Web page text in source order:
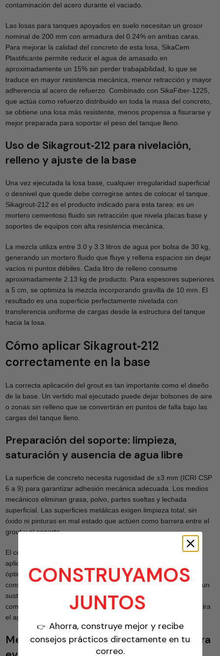
contaminación del acero durante el vaciado.
Las losas para tanques apoyados en suelo necesitan un grosor
nominal de 200 mm con armadura del 0.24% en ambas caras.
Para mejorar la calidad del concreto de esta losa, SikaCem
Plastificante permite reducir el agua de amasado en
aproximadamente un 15% sin perder trabajabilidad, lo que se
traduce en mayor resistencia mecánica, menor retracción y mayor
adherencia al acero de refuerzo. Combinado con SikaFiber‑1225,
que actúa como refuerzo distribuido en toda la masa del concreto,
se obtiene una losa más resistente, menos propensa a fisurarse y
mejor preparada para soportar el peso del tanque lleno.
Uso de Sikagrout‑212 para nivelación,
relleno y ajuste de la base
Una vez ejecutada la losa base, cualquier irregularidad superficial
o desnivel que quede debe corregirse antes de colocar el tanque.
Sikagrout‑212 es el producto indicado para esta tarea: es un
mortero cementoso fluido sin retracción que nivela placas base y
soportes de equipos con alta resistencia mecánica.
La mezcla utiliza entre 3.0 y 3.3 litros de agua por bolsa de 30 kg,
generando un mortero fluido que fluye y rellena espacios sin dejar
vacíos ni puntos débiles. Cada litro de relleno consume
aproximadamente 2.13 kg de producto. Para espesores superiores
a 5 cm, se optimiza la mezcla incorporando gravilla de 10 mm. El
resultado es una superficie perfectamente nivelada con
transferencia uniforme de cargas desde la estructura del tanque
hacia la losa.
Cómo aplicar Sikagrout‑212
correctamente en la base
La correcta aplicación del grout es tan importante como el diseño
de la base. Un vertido mal ejecutado puede dejar bolsones de aire
o zonas sin relleno que se convertirán en puntos de falla bajo las
cargas del tanque lleno.
Preparación del soporte: limpieza,
saturación y ausencia de agua libre
La superficie de concreto necesita rugosidad de ±3 mm (ICRI CSP
6 a 9) para garantizar adhesión mecánica adecuada. Los medios
mecánicos eliminan grasa, polvo, partes sueltas y lechada
superficial. Las superficies metálicas exigen limpieza total, sin
óxido ni pinturas en mal estado que actúen como barrera entre el
grout y el soporte.
El concreto se satura con agua limpia varias horas antes de la
aplicación. Los encharcamientos deben evitarse: la condición
óptima es saturada y superficialmente seca (SSS). Con
consistencias muy fluidas esta condición resulta crítica, ya que un
sustrato seco absorbería rápidamente el agua de la mezcla y
comprometería la resistencia del grout. Una esponja o trapo retira
el agua libre superficial justo antes del vaciado.
Mezcla y vaciado del mortero fluido para
CONSTRUYAMOS
JUNTOS
👉 Ahorra, construye mejor y recibe
consejos prácticos directamente en tu
correo.